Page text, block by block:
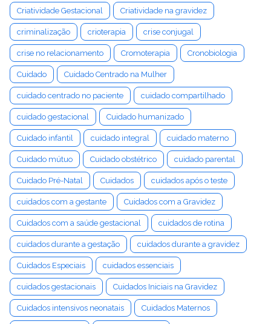
Criatividade Gestacional Criatividade na gravidez
criminalização crioterapia crise conjugal
crise no relacionamento Cromoterapia Cronobiologia
Cuidado Cuidado Centrado na Mulher
cuidado centrado no paciente cuidado compartilhado
cuidado gestacional Cuidado humanizado
Cuidado infantil cuidado integral cuidado materno
Cuidado mútuo Cuidado obstétrico cuidado parental
Cuidado Pré-Natal Cuidados cuidados após o teste
cuidados com a gestante Cuidados com a Gravidez
Cuidados com a saúde gestacional cuidados de rotina
cuidados durante a gestação cuidados durante a gravidez
Cuidados Especiais cuidados essenciais
cuidados gestacionais Cuidados Iniciais na Gravidez
Cuidados intensivos neonatais Cuidados Maternos